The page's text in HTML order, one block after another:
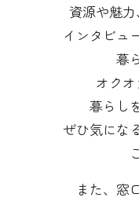
資源や魅
インタビュ
暮
オク
暮らし
ぜひ気にな
また、窓